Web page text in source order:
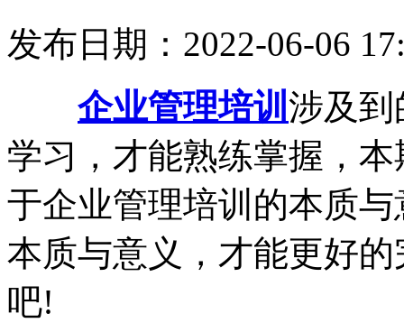
发布日期：2022-06-06
企业管理培训 涉及到
学习，才能熟练掌握，本
于企业管理培训的本质
本质与意义，才能更好
吧!